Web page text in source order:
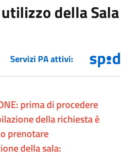
della Sala
Servizi PA attivi:
prima di procedere
della richiesta è
prenotare
della sala: